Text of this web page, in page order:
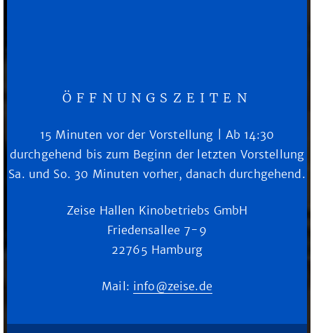
ÖFFNUNGSZEITEN
15 Minuten vor der Vorstellung | Ab 14:30
durchgehend bis zum Beginn der letzten Vorstellung
Sa. und So. 30 Minuten vorher, danach durchgehend.
Zeise Hallen Kinobetriebs GmbH
Friedensallee 7-9
22765 Hamburg
Mail: info@zeise.de